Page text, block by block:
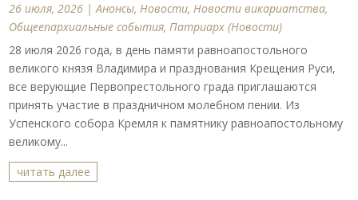
26 июля, 2026 |Анонсы,Новости,Новости викариатства,
Общеепархиальные события,Патриарх (Новости)
28 июля 2026 года, в день памяти равноапостольного
великого князя Владимира и празднования Крещения Руси,
все верующие Первопрестольного града приглашаются
принять участие в праздничном молебном пении. Из
Успенского собора Кремля к памятнику равноапостольному
великому...
читать далее